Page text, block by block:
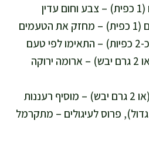
רוזמרין טרי 2 ענפים (או 2 גרם יבש) – ארומה ירוקה
בצל סגול 250 גרם (1 גדול), פרוס לעיגולים – מתקרמל